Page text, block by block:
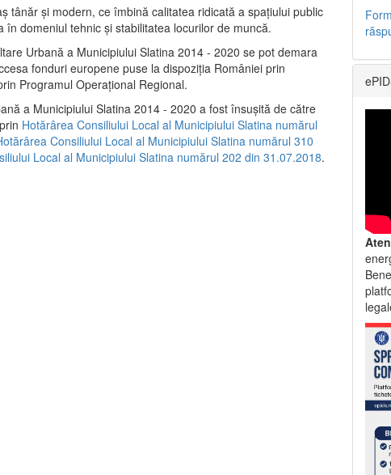
tânăr şi modern, ce îmbină calitatea ridicată a spaţiului public
domeniul tehnic şi stabilitatea locurilor de muncă.
Urbană a Municipiului Slatina 2014 - 2020 se pot demara
fonduri europene puse la dispoziţia României prin
Programul Operațional Regional.
a Municipiului Slatina 2014 - 2020 a fost însuşită de către
Hotărârea Consiliului Local al Municipiului Slatina numărul
Consiliului Local al Municipiului Slatina numărul 310
Local al Municipiului Slatina numărul 202 din 31.07.2018.